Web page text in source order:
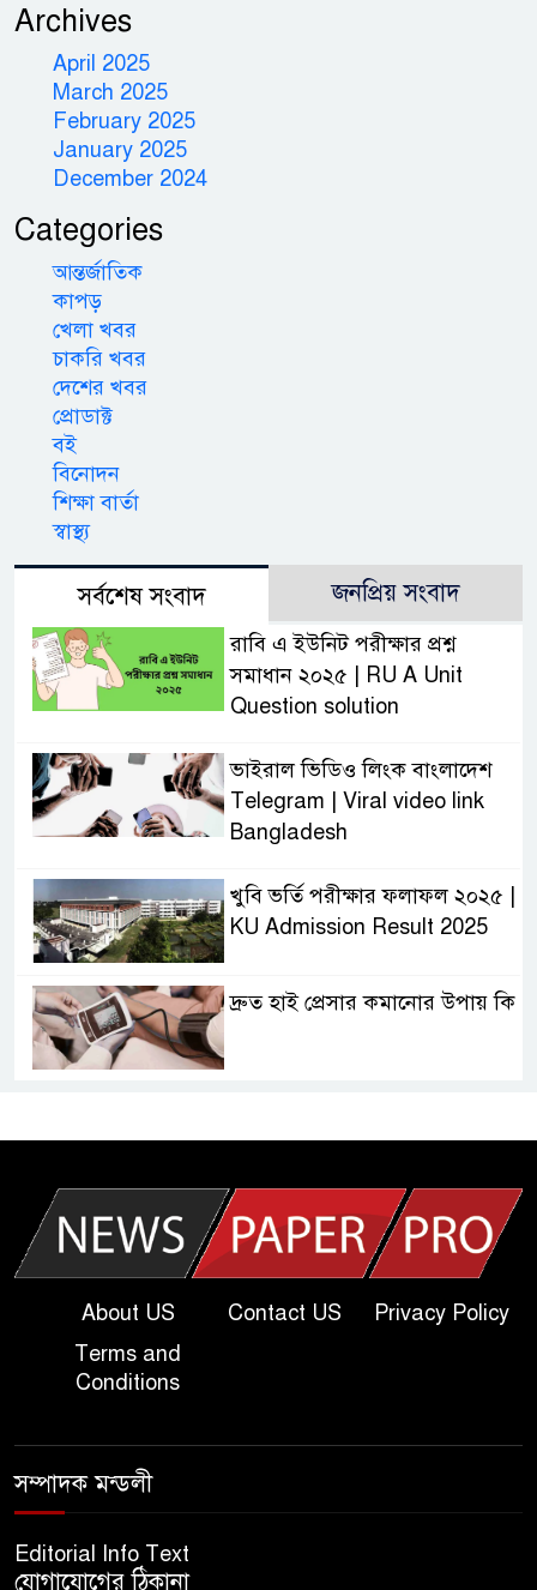
Archives
April 2025
March 2025
February 2025
January 2025
December 2024
Categories
আন্তর্জাতিক
কাপড়
খেলা খবর
চাকরি খবর
দেশের খবর
প্রোডাক্ট
বই
বিনোদন
শিক্ষা বার্তা
স্বাস্থ্য
সর্বশেষ সংবাদ জনপ্রিয় সংবাদ
রাবি এ ইউনিট পরীক্ষার প্রশ্ন
সমাধান ২০২৫ | RU A Unit
Question solution
ভাইরাল ভিডিও লিংক বাংলাদেশ
Telegram | Viral video link
Bangladesh
খুবি ভর্তি পরীক্ষার ফলাফল ২০২৫ |
KU Admission Result 2025
দ্রুত হাই প্রেসার কমানোর উপায় কি
| Today Dakhil Exam
খুবি সি ইউনিট ভর্তি পরীক্ষার প্রশ্ন
২০২৫ | KU C Unit Admission
Question
About US Contact US
Privacy Policy
Terms and
Conditions
সম্পাদক মন্ডলী
Editorial Info Text
যোগাযোগের ঠিকানা